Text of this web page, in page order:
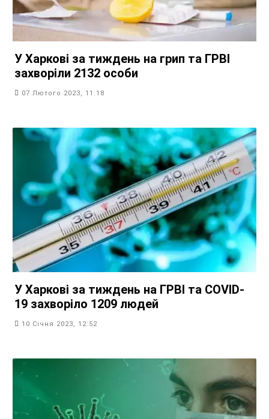
У Харкові за тиждень на грип та ГРВІ
захворіли 2132 особи
07 Лютого 2023, 11:18
У Харкові за тиждень на ГРВІ та COVID-
19 захворіло 1209 людей
10 Січня 2023, 12:52